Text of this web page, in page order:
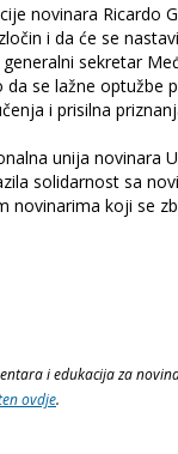
novinara Ricardo
i da će se
sekretar
se lažne optužbe
i prisilna
unija novinara
solidarnost sa
novinarima koji se
i edukacija za
ovdje.